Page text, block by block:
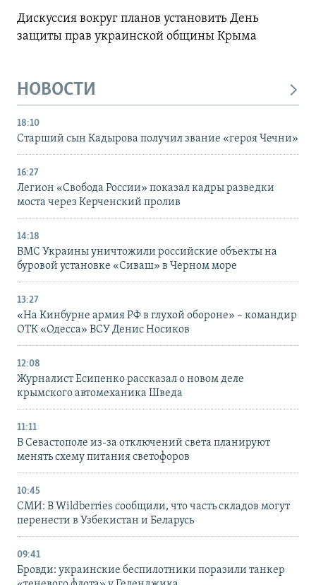
Дискуссия вокруг планов установить День
защиты прав украинской общины Крыма
НОВОСТИ
18:10
Старший сын Кадырова получил звание «героя Чечни»
16:27
Легион «Свобода России» показал кадры разведки
моста через Керченский пролив
14:18
ВМС Украины уничтожили российские объекты на
буровой установке «Сиваш» в Черном море
13:27
«На Кинбурне армия РФ в глухой обороне» – командир
ОТК «Одесса» ВСУ Денис Носиков
12:08
Журналист Есипенко рассказал о новом деле
крымского автомеханика Шведа
11:11
В Севастополе из-за отключений света планируют
менять схему питания светофоров
10:45
СМИ: В Wildberries сообщили, что часть складов могут
перенести в Узбекистан и Беларусь
09:41
Бровди: украинские беспилотники поразили танкер